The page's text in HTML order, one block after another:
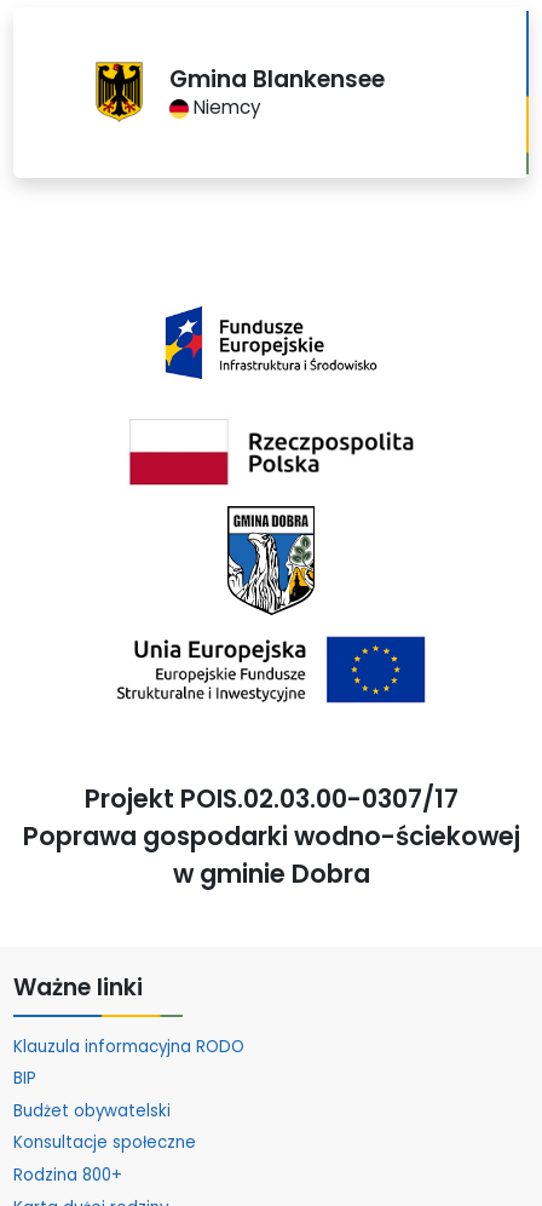
Gmina Blankensee
Niemcy
Projekt POIS.02.03.00-0307/17
Poprawa gospodarki wodno-ściekowej
w gminie Dobra
Ważne linki
Klauzula informacyjna RODO
BIP
Budżet obywatelski
Konsultacje społeczne
Rodzina 800+